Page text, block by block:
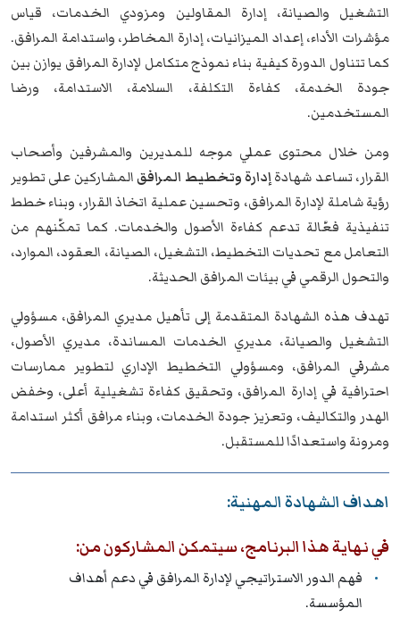
التشغيل والصيانة، إدارة المقاولين ومزودي الخدمات، قياس
مؤشرات الأداء، إعداد الميزانيات، إدارة المخاطر، واستدامة المرافق.
كما تتناول الدورة كيفية بناء نموذج متكامل لإدارة المرافق يوازن بين
جودة الخدمة، كفاءة التكلفة، السلامة، الاستدامة، ورضا
المستخدمين.
ومن خلال محتوى عملي موجه للمديرين والمشرفين وأصحاب
القرار، تساعد شهادةإدارة وتخطيط المرافقالمشاركين على تطوير
رؤية شاملة لإدارة المرافق، وتحسين عملية اتخاذ القرار، وبناء خطط
تنفيذية فعّالة تدعم كفاءة الأصول والخدمات. كما تمكّنهم من
التعامل مع تحديات التخطيط، التشغيل، الصيانة، العقود، الموارد،
والتحول الرقمي في بيئات المرافق الحديثة.
تهدف هذه الشهادة المتقدمة إلى تأهيل مديري المرافق، مسؤولي
التشغيل والصيانة، مديري الخدمات المساندة، مديري الأصول،
مشرفي المرافق، ومسؤولي التخطيط الإداري لتطوير ممارسات
احترافية في إدارة المرافق، وتحقيق كفاءة تشغيلية أعلى، وخفض
الهدر والتكاليف، وتعزيز جودة الخدمات، وبناء مرافق أكثر استدامة
ومرونة واستعدادًا للمستقبل.
اهداف الشهادة المهنية:
في نهاية هذا البرنامج، سيتمكن المشاركون من:
فهم الدور الاستراتيجي لإدارة المرافق في دعم أهداف
المؤسسة.